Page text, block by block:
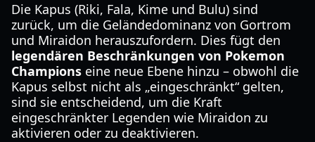
Die Kapus (Riki, Fala, Kime und Bulu) sind
zurück, um die Geländedominanz von Gortrom
und Miraidon herauszufordern. Dies fügt den
legendären Beschränkungen von Pokemon
Champions eine neue Ebene hinzu – obwohl die
Kapus selbst nicht als „eingeschränkt“ gelten,
sind sie entscheidend, um die Kraft
eingeschränkter Legenden wie Miraidon zu
aktivieren oder zu deaktivieren.